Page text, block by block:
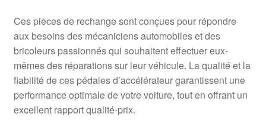
Politique de confidentialité
Procédure de Réclamation
Termes et conditions
Ces pièces de rechange sont conçues pour répondre
aux besoins des mécaniciens automobiles et des
bricoleurs passionnés qui souhaitent effectuer eux-
mêmes des réparations sur leur véhicule. La qualité et la
fiabilité de ces pédales d’accélérateur garantissent une
performance optimale de votre voiture, tout en offrant un
excellent rapport qualité-prix.